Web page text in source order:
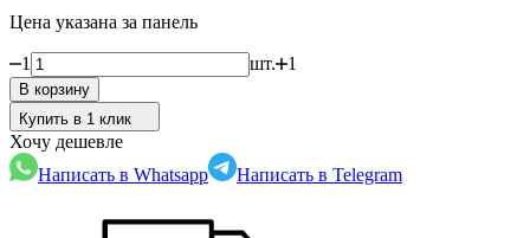
Цена указана за панель
1 шт. 1
В корзину
Купить в 1 клик
Хочу дешевле
Написать в Whatsapp
Написать в Telegram